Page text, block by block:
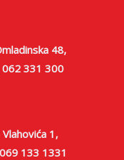
48,
062 331 300
1,
133 1331